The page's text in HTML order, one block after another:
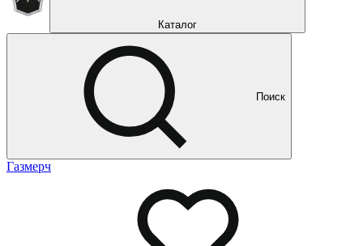
Каталог
Поиск
Газмерч